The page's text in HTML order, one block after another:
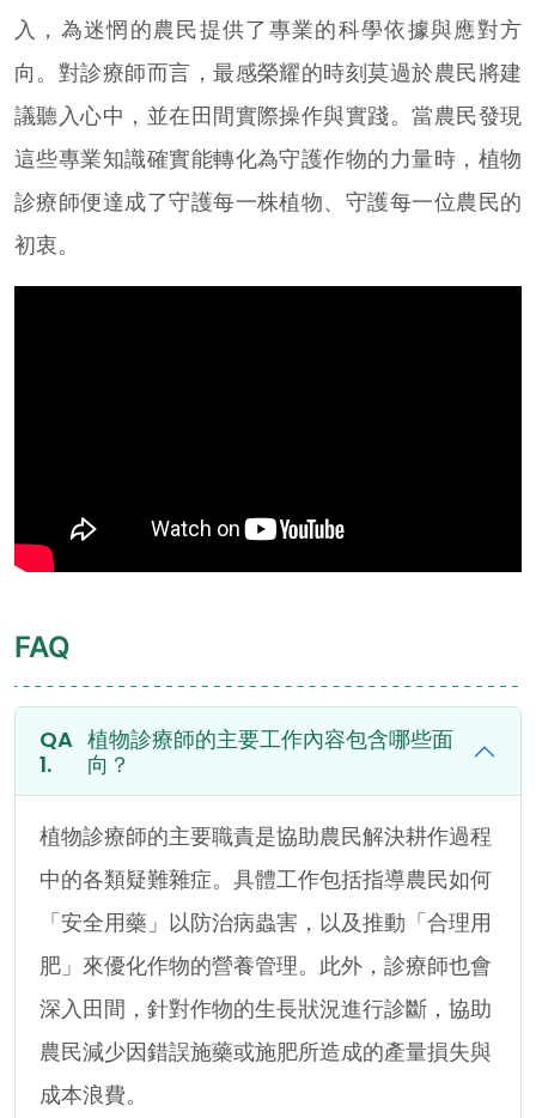
入，為迷惘的農民提供了專業的科學依據與應對方
向。對診療師而言，最感榮耀的時刻莫過於農民將建
議聽入心中，並在田間實際操作與實踐。當農民發現
這些專業知識確實能轉化為守護作物的力量時，植物
診療師便達成了守護每一株植物、守護每一位農民的
初衷。
FAQ
植物診療師的主要工作內容包含哪些面
向？
植物診療師的主要職責是協助農民解決耕作過程
中的各類疑難雜症。具體工作包括指導農民如何
「安全用藥」以防治病蟲害，以及推動「合理用
肥」來優化作物的營養管理。此外，診療師也會
深入田間，針對作物的生長狀況進行診斷，協助
農民減少因錯誤施藥或施肥所造成的產量損失與
成本浪費。